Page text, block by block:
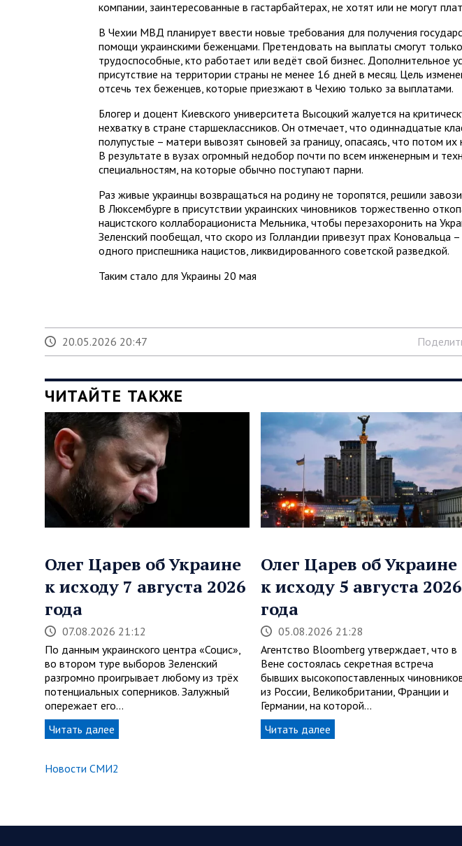
компании, заинтересованные в гастарбайтерах, не хотят или не могут
В Чехии МВД планирует ввести новые требования для получения
помощи украинскими беженцами. Претендовать на выплаты смогут
трудоспособные, кто работает или ведёт свой бизнес. Дополнительное
присутствие на территории страны не менее 16 дней в месяц. Цель
отсечь тех беженцев, которые приезжают в Чехию только за выплатами.
Блогер и доцент Киевского университета Высоцкий жалуется на
нехватку в стране старшеклассников. Он отмечает, что одиннадцатые
полупустые – матери вывозят сыновей за границу, опасаясь, что потом их
В результате в вузах огромный недобор почти по всем инженерным и
специальностям, на которые обычно поступают парни.
Раз живые украинцы возвращаться на родину не торопятся, решили
В Люксембурге в присутствии украинских чиновников торжественно
нацистского коллаборациониста Мельника, чтобы перезахоронить на
Зеленский пообещал, что скоро из Голландии привезут прах Коновальца
одного приспешника нацистов, ликвидированного советской разведкой.
Таким стало для Украины 20 мая
20.05.2026 20:47
ЧИТАЙТЕ ТАКЖЕ
Олег Царев об Украине
к исходу 7 августа 2026
года
07.08.2026 21:12
По данным украинского центра «Социс»,
во втором туре выборов Зеленский
разгромно проигрывает любому из трёх
потенциальных соперников. Залужный
опережает его…
Читать далее
Олег Царев об Украине
к исходу 5 августа 2026
года
05.08.2026 21:28
Агентство Bloomberg утверждает, что в
Вене состоялась секретная встреча
бывших высокопоставленных
из России, Великобритании, Франции и
Германии, на которой…
Читать далее
Новости СМИ2